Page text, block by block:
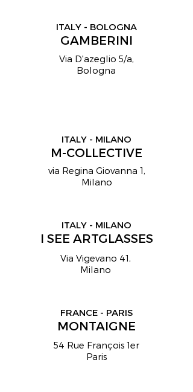
ITALY - BOLOGNA
GAMBERINI
Via D'azeglio 5/a,
Bologna
ITALY - MILANO
M-COLLECTIVE
via Regina Giovanna 1,
Milano
ITALY - MILANO
I SEE ARTGLASSES
Via Vigevano 41,
Milano
FRANCE - PARIS
MONTAIGNE
54 Rue François 1er
Paris